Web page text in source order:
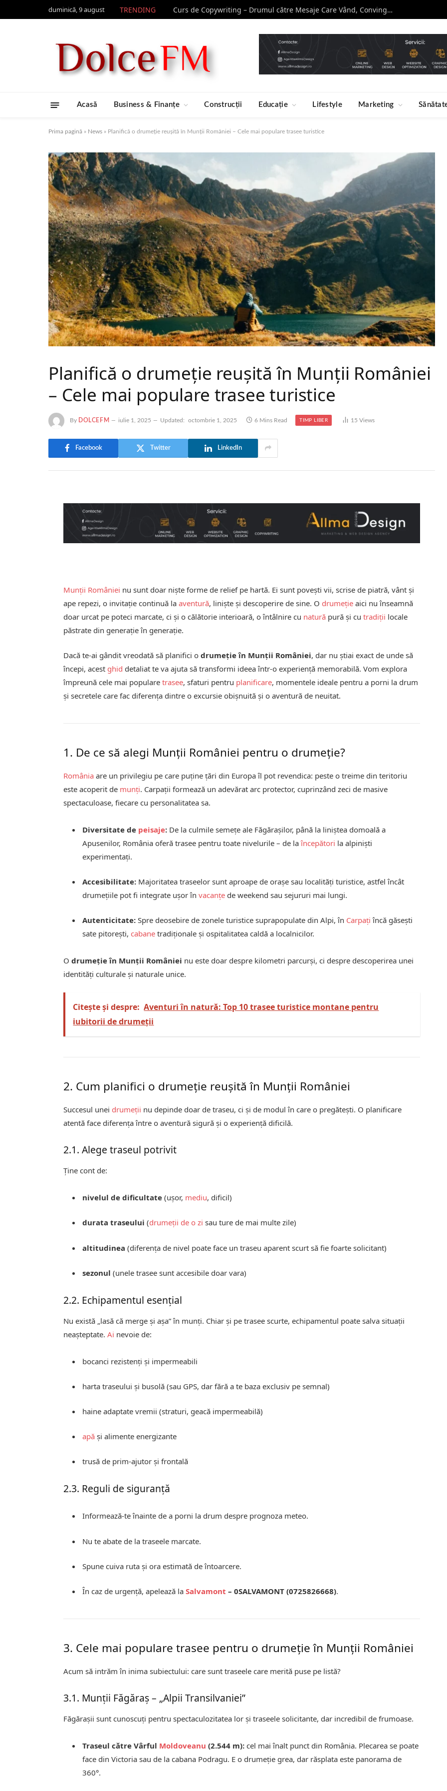
duminică, 9 august TRENDING Curs de Copywriting – Drumul către Mesaje Care Vând, Conving și Construiesc Branduri Puternice
Acasă Business & Finanțe Construcții Educație Lifestyle Marketing
Prima pagină » News » Planifică o drumeție reușită în Munții României – Cele mai populare trasee turistice
Planifică o drumeție reușită în Munții României
– Cele mai populare trasee turistice
By DOLCEFM iulie 1, 2025 Updated: octombrie 1, 2025 6 Mins Read TIMP LIBER 15Views
Facebook Twitter LinkedIn
Munții României nu sunt doar niște forme de relief pe hartă. Ei sunt povești vii, scrise de piatră, vânt și
ape repezi, o invitație continuă laaventură, liniște și descoperire de sine. O drumeție aici nu înseamnă
doar urcat pe poteci marcate, ci și o călătorie interioară, o întâlnire cu natură pură și cutradiții locale
păstrate din generație în generație.
Dacă te-ai gândit vreodată să planifici odrumeție în Munții României, dar nu știai exact de unde să
începi, acest ghid detaliat te va ajuta să transformi ideea într-o experiență memorabilă. Vom explora
împreună cele mai popularetrasee, sfaturi pentru planificare, momentele ideale pentru a porni la drum
și secretele care fac diferența dintre o excursie obișnuită și o aventură de neuitat.
1. De ce să alegi Munții României pentru o drumeție?
România are un privilegiu pe care puține țări din Europa îl pot revendica: peste o treime din teritoriu
este acoperit de munți. Carpații formează un adevărat arc protector, cuprinzând zeci de masive
spectaculoase, fiecare cu personalitatea sa.
Diversitate de peisaje: De la culmile semețe ale Făgărașilor, până la liniștea domoală a
Apusenilor, România oferă trasee pentru toate nivelurile – de laîncepători la alpiniști
experimentați.
Accesibilitate: Majoritatea traseelor sunt aproape de orașe sau localități turistice, astfel încât
drumețiile pot fi integrate ușor învacanțe de weekend sau sejururi mai lungi.
Autenticitate: Spre deosebire de zonele turistice suprapopulate din Alpi, în Carpați încă găsești
sate pitorești, cabane tradiționale și ospitalitatea caldă a localnicilor.
Odrumeție în Munții României nu este doar despre kilometri parcurși, ci despre descoperirea unei
identități culturale și naturale unice.
Citește și despre: Aventuri în natură: Top 10 trasee turistice montane pentru
iubitorii de drumeții
2. Cum planifici o drumeție reușită în Munții României
Succesul unei drumeții nu depinde doar de traseu, ci și de modul în care o pregătești. O planificare
atentă face diferența între o aventură sigură și o experiență dificilă.
2.1. Alege traseul potrivit
Ține cont de:
nivelul de dificultate (ușor, mediu, dificil)
durata traseului (drumeții de o zi sau ture de mai multe zile)
altitudinea (diferența de nivel poate face un traseu aparent scurt să fie foarte solicitant)
sezonul (unele trasee sunt accesibile doar vara)
2.2. Echipamentul esențial
Nu există „lasă că merge și așa” în munți. Chiar și pe trasee scurte, echipamentul poate salva situații
neașteptate.Ai nevoie de:
bocanci rezistenți și impermeabili
harta traseului și busolă (sau GPS, dar fără a te baza exclusiv pe semnal)
haine adaptate vremii (straturi, geacă impermeabilă)
apă și alimente energizante
trusă de prim-ajutor și frontală
2.3. Reguli de siguranță
Informează-te înainte de a porni la drum despre prognoza meteo.
Nu te abate de la traseele marcate.
Spune cuiva ruta și ora estimată de întoarcere.
În caz de urgență, apelează laSalvamont – 0SALVAMONT (0725826668).
3. Cele mai populare trasee pentru o drumeție în Munții României
Acum să intrăm în inima subiectului: care sunt traseele care merită puse pe listă?
3.1. Munții Făgăraș – „Alpii Transilvaniei”
Făgărașii sunt cunoscuți pentru spectaculozitatea lor și traseele solicitante, dar incredibil de frumoase.
Traseul către Vârful Moldoveanu (2.544 m): cel mai înalt punct din România. Plecarea se poate
face din Victoria sau de la cabana Podragu. E o drumeție grea, dar răsplata este panorama de
360°.